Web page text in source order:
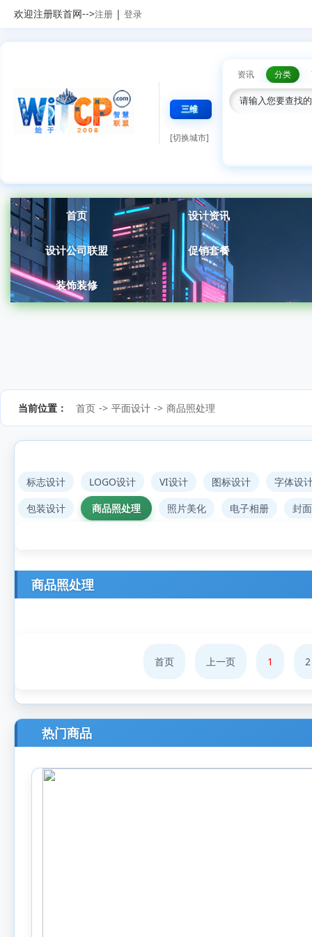
欢迎注册联首网-->注册 | 登录
三维
[切换城市]
资讯 分类
首页 设计资讯
设计公司联盟 促销套餐
装饰装修
当前位置： 首页 -> 平面设计 -> 商品照处理
标志设计 LOGO设计 VI设计 图标设计
字体设
包装设计
商品照处理 照片美化 电子相册 封
商品照处理
首页 上一页 1 2
热门商品